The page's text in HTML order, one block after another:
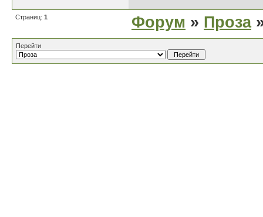
Страниц: 1 Форум » Проза
Перейти